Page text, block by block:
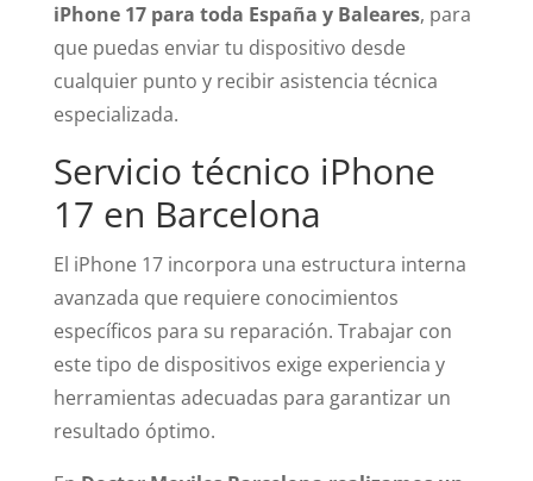
iPhone 17 para toda España y Baleares, para
que puedas enviar tu dispositivo desde
cualquier punto y recibir asistencia técnica
especializada.
Servicio técnico iPhone
17 en Barcelona
El iPhone 17 incorpora una estructura interna
avanzada que requiere conocimientos
específicos para su reparación. Trabajar con
este tipo de dispositivos exige experiencia y
herramientas adecuadas para garantizar un
resultado óptimo.